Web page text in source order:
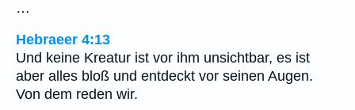
…
Hebraeer 4:13
Und keine Kreatur ist vor ihm unsichtbar, es ist
aber alles bloß und entdeckt vor seinen Augen.
Von dem reden wir.